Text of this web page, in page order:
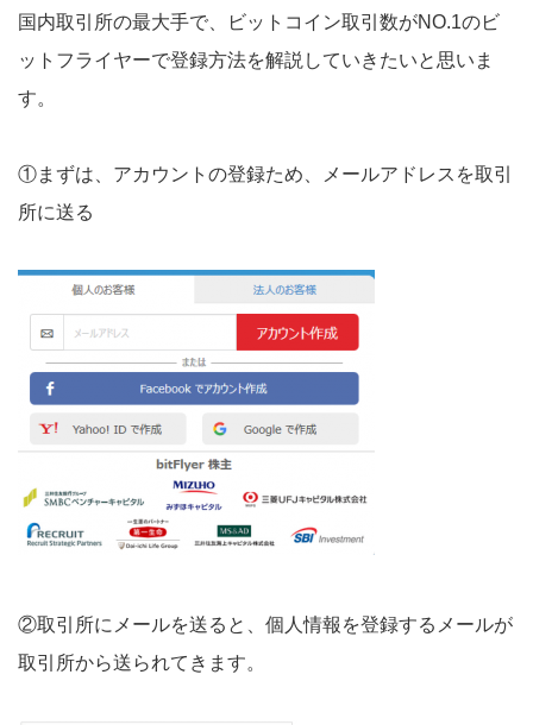
国内取引所の最大手で、ビットコイン取引数がNO.1のビ
ットフライヤーで登録方法を解説していきたいと思いま
す。
①まずは、アカウントの登録ため、メールアドレスを取引
所に送る
②取引所にメールを送ると、個人情報を登録するメールが
取引所から送られてきます。